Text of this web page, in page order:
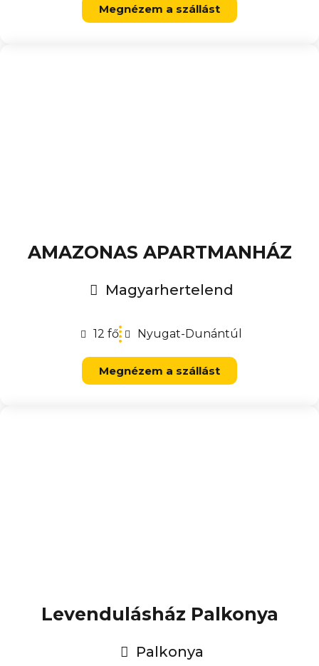
Megnézem a szállást
AMAZONAS APARTMANHÁZ
Magyarhertelend
12 fő Nyugat-Dunántúl
Megnézem a szállást
Levendulásház Palkonya
Palkonya